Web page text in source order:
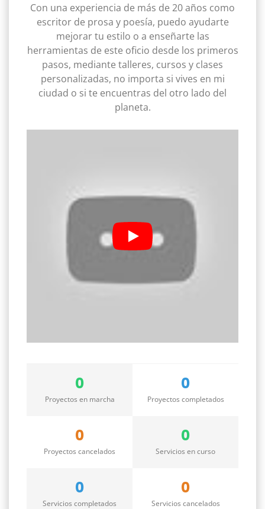
Con una experiencia de más de 20 años como
escritor de prosa y poesía, puedo ayudarte
mejorar tu estilo o a enseñarte las
herramientas de este oficio desde los primeros
pasos, mediante talleres, cursos y clases
personalizadas, no importa si vives en mi
ciudad o si te encuentras del otro lado del
planeta.
0
Proyectos en marcha
0
Proyectos completados
0
Proyectos cancelados
0
Servicios en curso
0
Servicios completados
0
Servicios cancelados